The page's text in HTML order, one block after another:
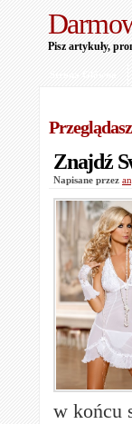
Pisz artykuły,
Znajdź
Napisane przez
w końcu